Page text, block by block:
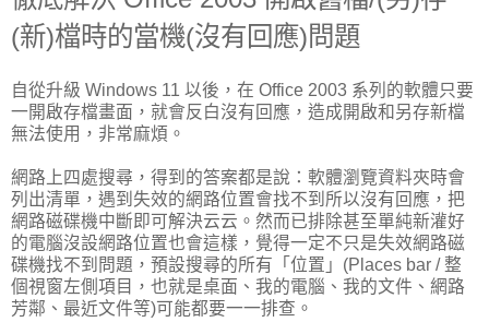
(新)檔時的當機(沒有回應)問題
自從升級 Windows 11 以後，在 Office 2003 系列的軟體只要
一開啟存檔畫面，就會反白沒有回應，造成開啟和另存新檔
無法使用，非常麻煩。
網路上四處搜尋，得到的答案都是說：軟體瀏覽資料夾時會
列出清單，遇到失效的網路位置會找不到所以沒有回應，把
網路磁碟機中斷即可解決云云。然而已排除甚至單純新灌好
的電腦沒設網路位置也會這樣，覺得一定不只是失效網路磁
碟機找不到問題，預設搜尋的所有「位置」(Places bar / 整
個視窗左側項目，也就是桌面、我的電腦、我的文件、網路
芳鄰、最近文件等)可能都要一一排查。